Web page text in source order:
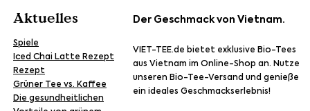
Aktuelles
Spiele
Iced Chai Latte Rezept
Rezept
Grüner Tee vs. Kaffee
Die gesundheitlichen
Der Geschmack von Vietnam.
VIET-TEE.de bietet exklusive Bio-Tees
aus Vietnam im Online-Shop an. Nutze
unseren Bio-Tee-Versand und genieße
ein ideales Geschmackserlebnis!